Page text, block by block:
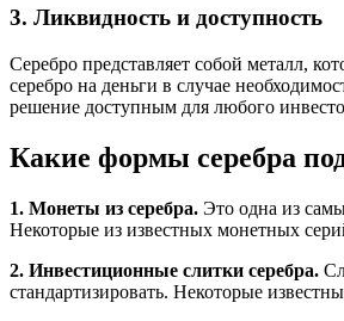
3. Ликвидность и доступность
Серебро представляет собой металл,
серебро на деньги в случае
решение доступным для любого
Какие формы серебра
1. Монеты из серебра. Это одна из
Некоторые из известных монетных
2. Инвестиционные слитки серебра.
стандартизировать. Некоторые